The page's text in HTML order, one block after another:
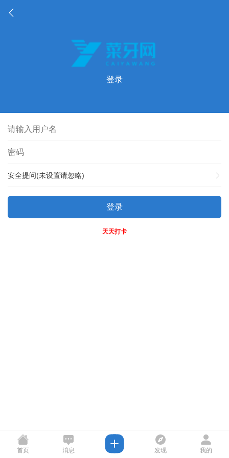
登录
安全提问(未设置请忽略)
登录
天天打卡
首页 消息 发现 我的